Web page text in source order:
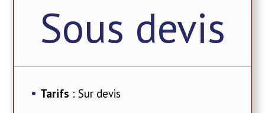
Sous devis
Tarifs : Sur devis